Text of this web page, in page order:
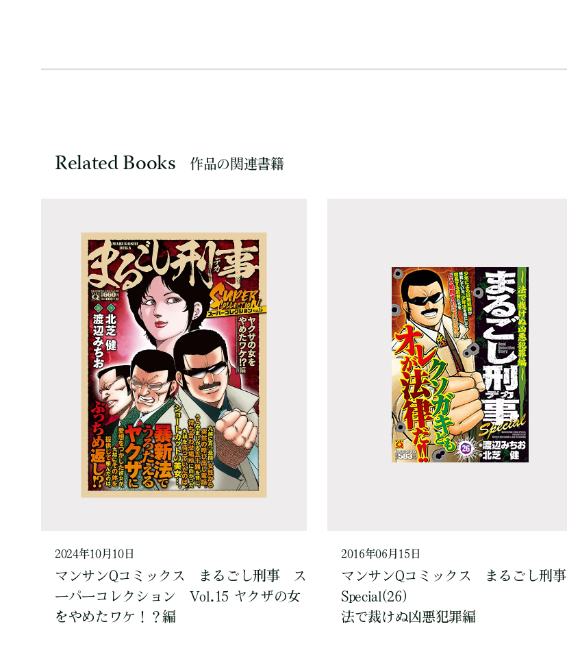
Related Books 作品の関連書籍
2024年10月10日
マンサンQコミックス まるごし刑事 ス
ーパーコレクション Vol.15 ヤクザの女
をやめたワケ！？編
2016年06月15日
マンサンQコミックス まるごし刑事
Special(26)
法で裁けぬ凶悪犯罪編